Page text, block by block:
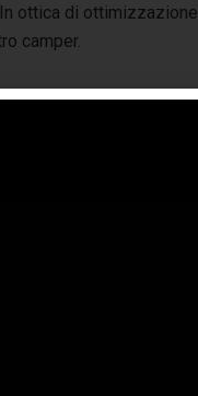
ottica di ottimizzazione
camper.
esterna di